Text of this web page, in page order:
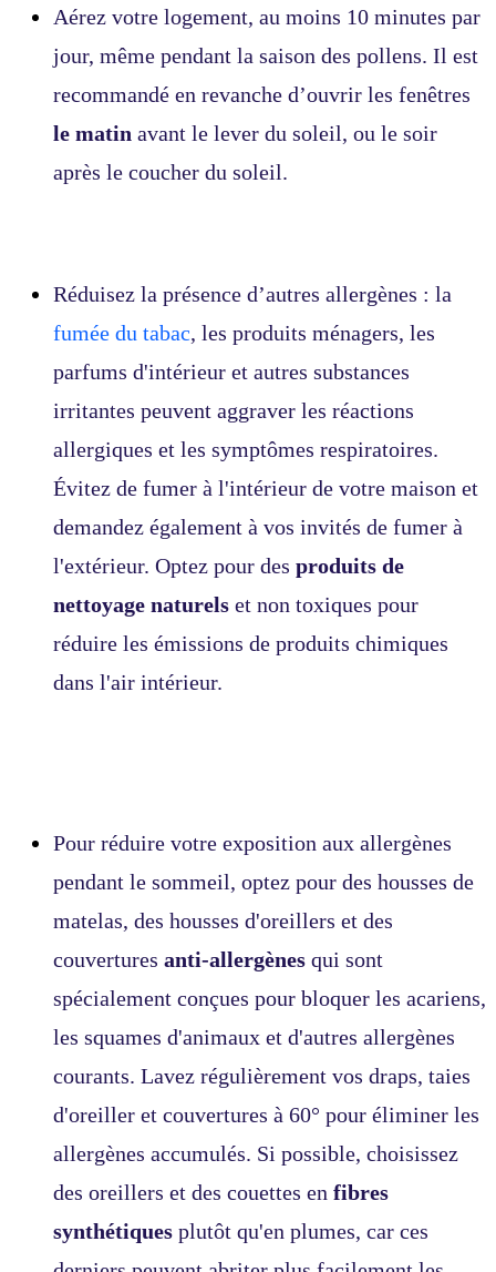
Aérez votre logement, au moins 10 minutes par
jour, même pendant la saison des pollens. Il est
recommandé en revanche d’ouvrir les fenêtres
le matin avant le lever du soleil, ou le soir
après le coucher du soleil.
Réduisez la présence d’autres allergènes : la
fumée du tabac, les produits ménagers, les
parfums d'intérieur et autres substances
irritantes peuvent aggraver les réactions
allergiques et les symptômes respiratoires.
Évitez de fumer à l'intérieur de votre maison et
demandez également à vos invités de fumer à
l'extérieur. Optez pour des produits de
nettoyage naturels et non toxiques pour
réduire les émissions de produits chimiques
dans l'air intérieur.
Pour réduire votre exposition aux allergènes
pendant le sommeil, optez pour des housses de
matelas, des housses d'oreillers et des
couvertures anti-allergènes qui sont
spécialement conçues pour bloquer les acariens,
les squames d'animaux et d'autres allergènes
courants. Lavez régulièrement vos draps, taies
d'oreiller et couvertures à 60° pour éliminer les
allergènes accumulés. Si possible, choisissez
des oreillers et des couettes en fibres
synthétiques plutôt qu'en plumes, car ces